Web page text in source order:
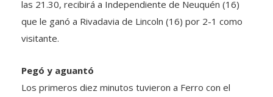
que le ganó a Rivadavia de Lincoln (16) por 2-1 como
visitante.
Los primeros diez minutos tuvieron a Ferro con el
control de la pelota y al Depo al acecho, tratando de